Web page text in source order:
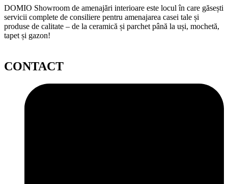
DOMIO Showroom de amenajări interioare este locul în care găsești
servicii complete de consiliere pentru amenajarea casei tale și
produse de calitate – de la ceramică și parchet până la uși, mochetă,
tapet și gazon!
CONTACT